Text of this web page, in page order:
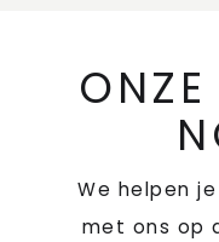
ONZE
We helpen
met ons op